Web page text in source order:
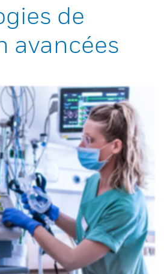
de
avancées